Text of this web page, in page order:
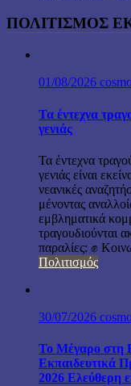
ΠΟΛΙΤΙΣΜΟΣ
01/08/2026
Τα έντεχνα
γενιάς
Τα έντεχνα
γενιάς είναι
νεανικές
μένοντας
εμβληματικά
τραγουδιούνται
παραλίες: ✊
Πολιτισμός
30/07/2026
Το Μέγαρο στη
Εκπαιδευτικά
2026 Ελεύθερη